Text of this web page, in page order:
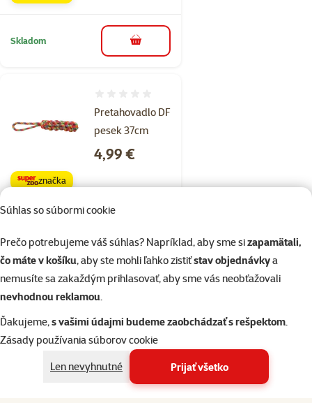
Súhlas so súbormi cookie
Prečo potrebujeme váš súhlas? Napríklad, aby sme sizapamätali,
čo máte v košíku, aby ste mohli ľahko zistiťstav objednávkya
nemusíte sa zakaždým prihlasovať, aby sme vás neobťažovali
nevhodnou reklamou.
Ďakujeme,s vašimi údajmi budeme zaobchádzať s rešpektom.
Zásady používania súborov cookie
Len nevyhnutné
Prijať všetko
Skladom do košíka
Pretahovadlo DF
pesek 37cm
Cena
4,99 €
značka
TAMER Hračka
aport mini 30 cm
Hodnotenie 0%
Cena
5,19 €
do košíka